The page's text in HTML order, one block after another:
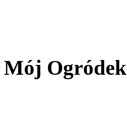
Mój Ogródek